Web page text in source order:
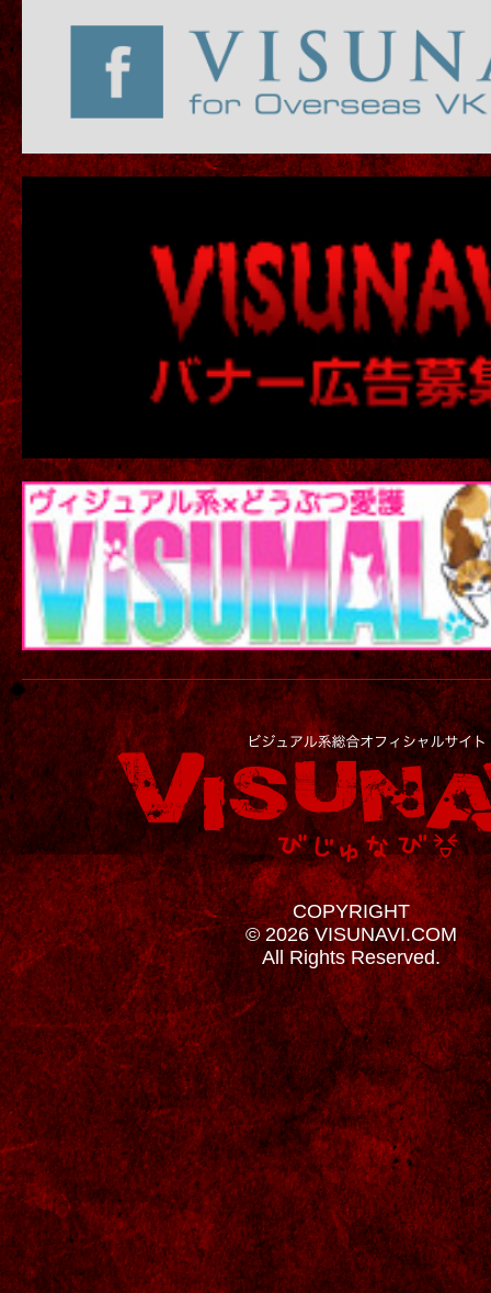
COPYRIGHT
© 2026 VISUNAVI.COM
All Rights Reserved.